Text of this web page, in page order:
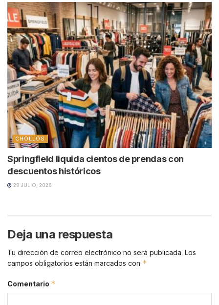
CHOLLOS
Springfield liquida cientos de prendas con
descuentos históricos
29 JULIO, 2026
Deja una respuesta
Tu dirección de correo electrónico no será publicada. Los
campos obligatorios están marcados con *
Comentario *